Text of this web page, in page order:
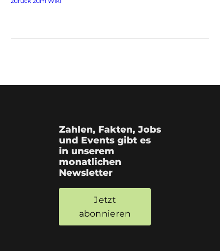
Zahlen, Fakten, Jobs
und Events gibt es
in unserem
monatlichen
Newsletter
Jetzt
abonnieren